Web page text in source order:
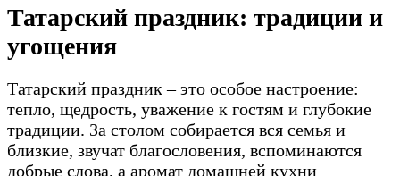
Татарский праздник: традиции и
угощения
Татарский праздник – это особое настроение:
тепло, щедрость, уважение к гостям и глубокие
традиции. За столом собирается вся семья и
близкие, звучат благословения, вспоминаются
добрые слова, а аромат домашней кухни